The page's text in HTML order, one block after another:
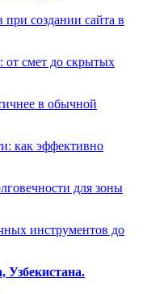
создании сайта в
от смет до скрытых
в обычной
как эффективно
для зоны
инструментов до
Узбекистана.